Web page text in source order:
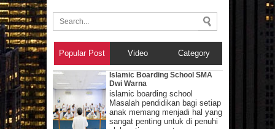
Popular Post Video Category
Islamic Boarding School SMA
Dwi Warna
islamic boarding school
Masalah pendidikan bagi setiap
anak memang menjadi hal yang
sangat penting untuk di penuhi